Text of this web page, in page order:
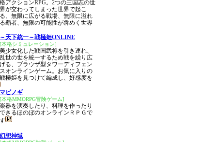
格アクションRPG。2つの三国志の世
界が交わってしまった世界で起こ
る、無限に広がる戦場、無限に溢れ
る覇者、無限の可能性が犇めく世界
～天下統一～戦極姫ONLINE
[本格シミュレーション]
美少女化した戦国武将を引き連れ、
乱世の世を統一するため戦を繰り広
げる、ブラウザ型タワーディフェン
スオンラインゲーム。お気に入りの
戦極姫を見つけて編成し、好感度を
マビノギ
[本格MMORPG冒険ゲーム]
楽器を演奏したり、料理を作ったり
できるほのぼのオンラインＲＰＧで
す
幻想神域